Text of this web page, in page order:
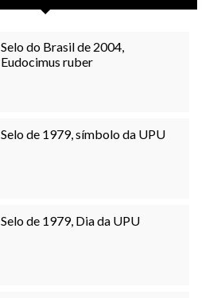
Selo do Brasil de 2004,
Eudocimus ruber
Selo de 1979, símbolo da UPU
Selo de 1979, Dia da UPU